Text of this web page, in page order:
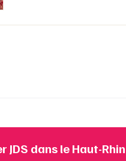
JDS dans le Haut-Rhin